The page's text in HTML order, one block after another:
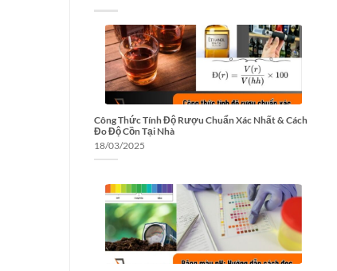
Công Thức Tính Độ Rượu Chuẩn Xác Nhất & Cách
Đo Độ Cồn Tại Nhà
18/03/2025